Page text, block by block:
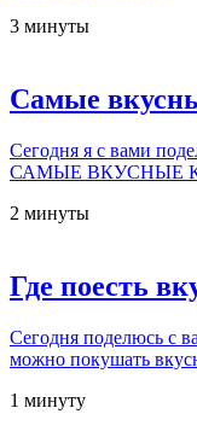
3 минуты
Самые
Сегодня я с вами
САМЫЕ ВКУСНЫЕ
2 минуты
Где поесть
Сегодня поделюсь с
можно покушать
1 минуту